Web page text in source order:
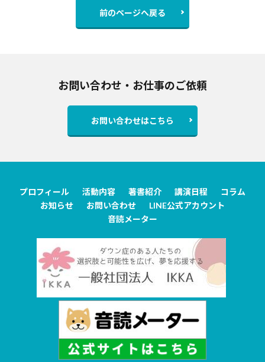
前のページへ戻る
お問い合わせ・お仕事のご依頼
お問い合わせはこちら
プロフィール 活動内容 著書紹介 講演日程
コラム
お知らせ
お問い合わせ
LINE公式アカウント
音読メーター